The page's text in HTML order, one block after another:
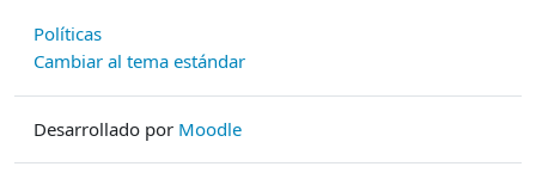
Políticas
Cambiar al tema estándar
Desarrollado por Moodle